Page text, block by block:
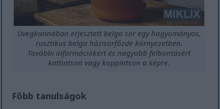
Üvegkannában erjesztett belga sör egy hagyományos,
rusztikus belga házisörfőzde környezetben.
További információkért és nagyobb felbontásért
kattintson vagy koppintson a képre.
Főbb tanulságok